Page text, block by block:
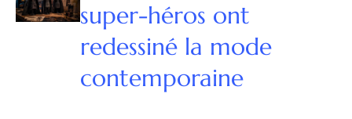
super-héros ont
redessiné la mode
contemporaine